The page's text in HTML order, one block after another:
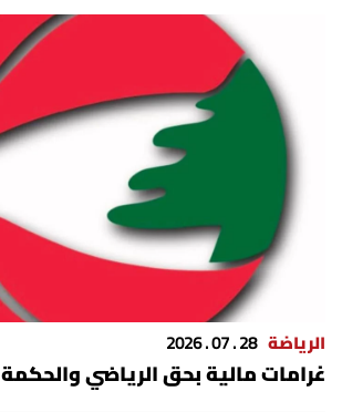
الرياضة 28 . 07 . 2026
غرامات مالية بحق الرياضي والحكمة